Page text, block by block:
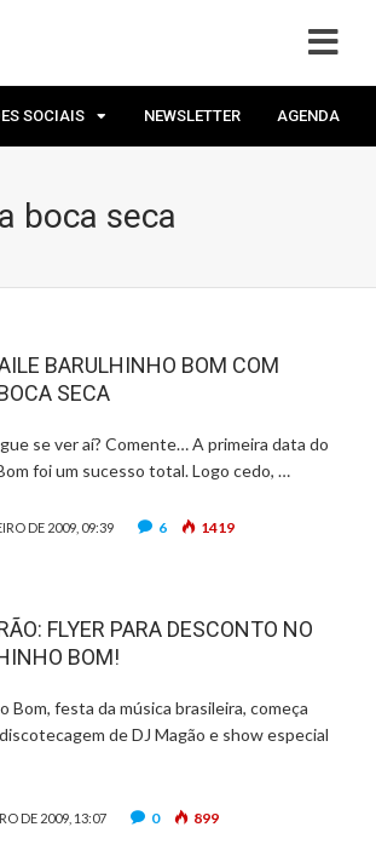
SOCIAIS NEWSLETTER AGENDA
boca seca
BARULHINHO BOM COM
SECA
se ver aí? Comente… A primeira data do
foi um sucesso total. Logo cedo, …
DE 2009, 09:39 6 1419
FLYER PARA DESCONTO NO
BOM!
Bom, festa da música brasileira, começa
de DJ Magão e show especial
DE 2009, 13:07 0 899